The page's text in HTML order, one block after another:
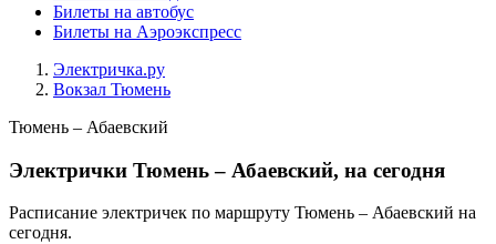
Билеты на автобус
Билеты на Аэроэкспресс
Электричка.ру
Вокзал Тюмень
Тюмень – Абаевский
Электрички Тюмень – Абаевский, на сегодня
Расписание электричек по маршруту Тюмень – Абаевский на
сегодня.